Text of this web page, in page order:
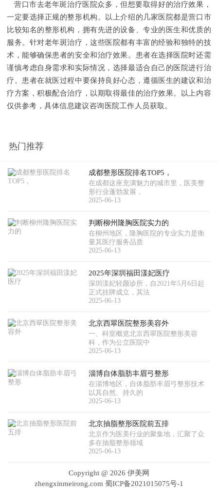
营口市去老年斑治疗医院众多，但想要取得好的治疗效果，
一定要选择正规的整形机构。以上介绍的几家医院都是营口市
比较知名的整形机构，拥有先进的设备、专业的医生和优质的
服务。针对老年斑治疗，这些医院都有丰富的经验和独特的技
术，能够确保患者的安全和治疗效果。患者在选择医院时还需
谨慎考虑自身需求和实际情况，选择最适合自己的医院进行治
疗。患者在就医过程中要保持良好心态，遵循医生的建议和治
疗方案，积极配合治疗，以期取得最佳的治疗效果。以上内容
仅供参考，具体信息建议咨询医院工作人员获取。
热门推荐
成都整形医院排名TOP5，
在成都这座充满魅力的城市里，医美整
形行业蓬勃发展，
2025-06-13
判断柳州隆胸医院实力的
在柳州地区，隆胸医院的专业实力是衡
量其医疗服务品质
2025-06-13
2025年深圳福田漾妃医疗
深圳漾妃轻颜诊所，自2021年5月6日起
正式挂牌成立，其法
2025-06-13
北京西翠医院整形美容外
一、科室概览北京西翠医院整形美容
科，作为公立医院中
2025-06-13
淄博自体脂肪丰眉弓整形
在淄博地区，自体脂肪丰眉弓整形技术
以其自然、持久的
2025-06-13
北京抽脂整形医院前五排
北京作为医美行业的聚集地，汇聚了众
多在抽脂整形领域
2025-06-13
Copyright @ 2026 伊美网
zhengxinmeirong.com 蜀ICP备2021015075号-1